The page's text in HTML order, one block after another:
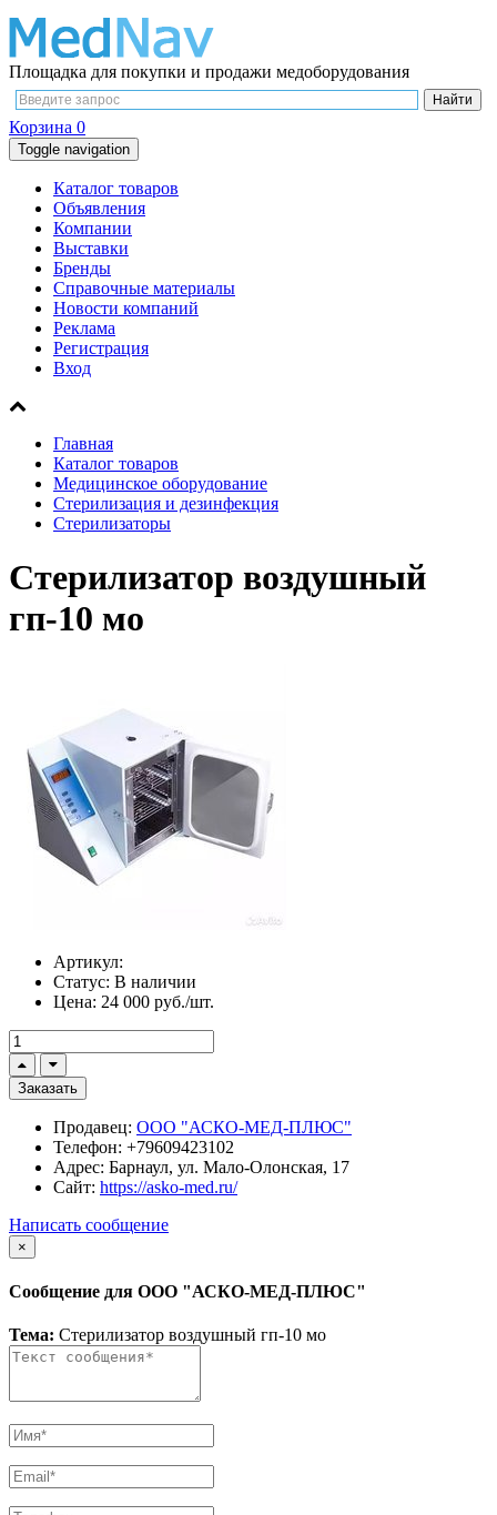
Площадка для покупки и продажи медоборудования
Корзина 0
Toggle navigation
Каталог товаров
Объявления
Компании
Выставки
Бренды
Справочные материалы
Новости компаний
Реклама
Регистрация
Вход
Главная
Каталог товаров
Медицинское оборудование
Стерилизация и дезинфекция
Стерилизаторы
Стерилизатор воздушный
гп-10 мо
Артикул:
Статус: В наличии
Цена: 24 000 руб./шт.
Заказать
Продавец: ООО "АСКО-МЕД-ПЛЮС"
Телефон: +79609423102
Адрес: Барнаул, ул. Мало-Олонская, 17
Сайт: https://asko-med.ru/
Написать сообщение
×
Сообщение для ООО "АСКО-МЕД-ПЛЮС"
Тема: Стерилизатор воздушный гп-10 мо